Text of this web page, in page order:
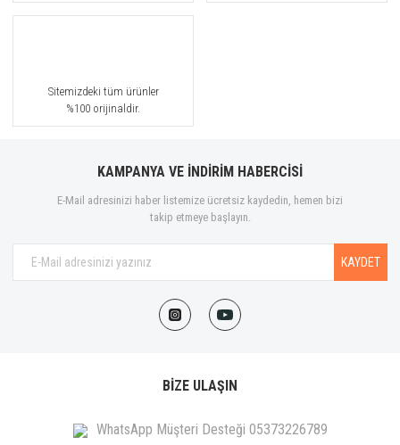
Sitemizdeki tüm ürünler
%100 orijinaldir.
KAMPANYA VE İNDİRİM HABERCİSİ
E-Mail adresinizi haber listemize ücretsiz kaydedin, hemen bizi
takip etmeye başlayın.
KAYDET
BİZE ULAŞIN
WhatsApp Müşteri Desteği 05373226789